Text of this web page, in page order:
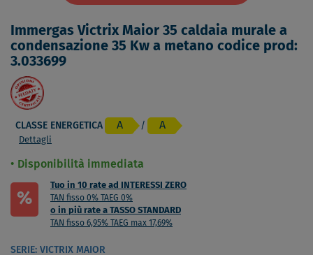
Immergas Victrix Maior 35 caldaia murale a
condensazione 35 Kw a metano codice prod:
3.033699
CLASSE ENERGETICA A / A
Dettagli
Disponibilità immediata
%
Tuo in 10 rate ad INTERESSI ZERO
TAN fisso 0% TAEG 0%
o in più rate a TASSO STANDARD
TAN fisso 6,95% TAEG max 17,69%
SERIE: VICTRIX MAIOR